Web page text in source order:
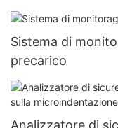
Sistema di
precarico
Analizzatore di